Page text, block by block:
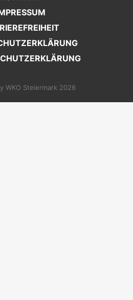
WKO Steiermark 2026